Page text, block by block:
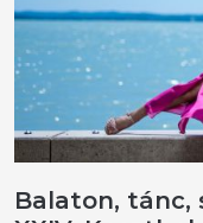
Balaton, tánc,